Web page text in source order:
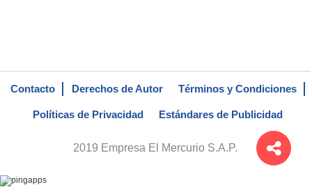
Contacto Derechos de Autor Términos y Condiciones
Políticas de Privacidad Estándares de Publicidad
2019 Empresa El Mercurio S.A.P.